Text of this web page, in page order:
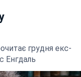
грудня екс-
Енгдаль